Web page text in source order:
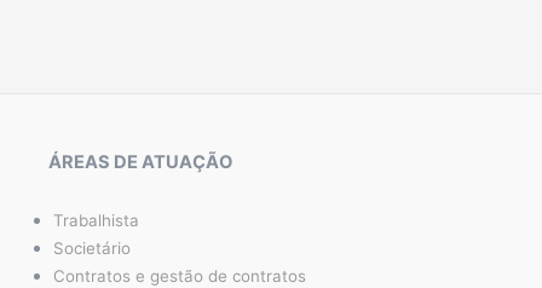
ÁREAS DE ATUAÇÃO
Trabalhista
Societário
Contratos e gestão de contratos